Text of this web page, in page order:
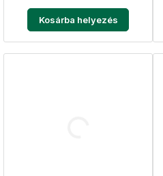
Kosárba helyezés